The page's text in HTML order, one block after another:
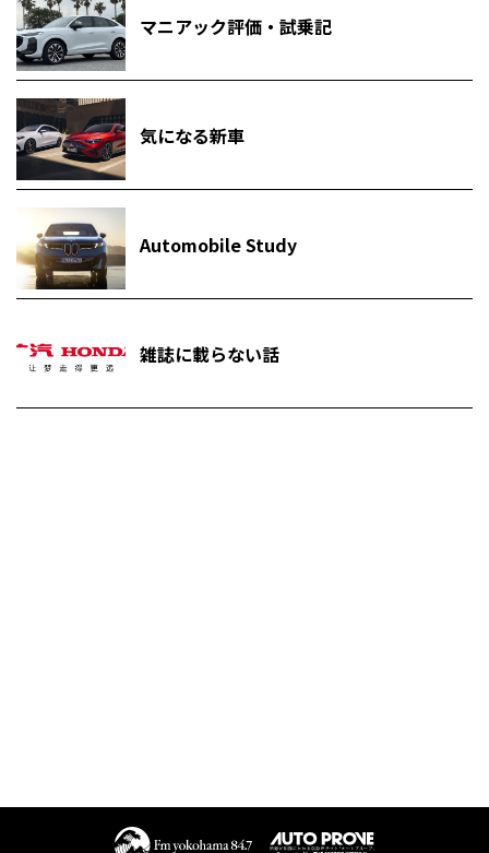
マニアック評価・試乗記
気になる新車
Automobile Study
雑誌に載らない話